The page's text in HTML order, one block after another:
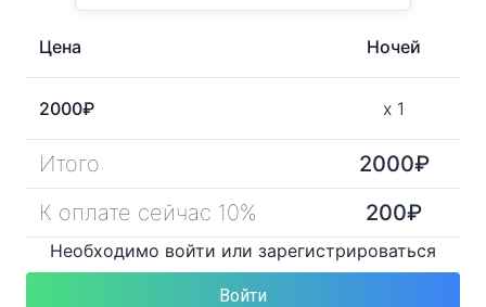
Цена Ночей
2000₽ x 1
Итого 2000₽
К оплате сейчас 10%
200₽
Необходимо войти или зарегистрироваться
Войти